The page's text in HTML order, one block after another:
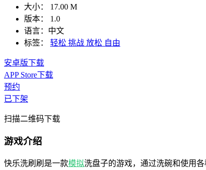
大小：
17.00 M
版本：
1.0
语言： 中文
标签：
轻松 挑战 放松 自由
安卓版下载
APP Store下载
预约
已下架
扫描二维码下载
游戏介绍
快乐洗刷刷是一款模拟洗盘子的游戏，通过洗碗和使用